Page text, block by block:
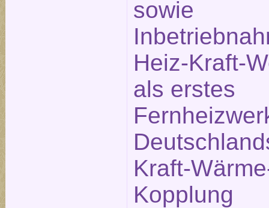
sowie
Heiz-Kraft-
als erstes
Kraft-
Kopplung